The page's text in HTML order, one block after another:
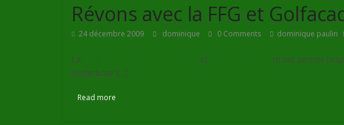
Révons avec la FFG et
24 décembre 2009 dominique 0 Comments dominique paulin,
La et
m’ont permis
leaderboar [...]
Read more